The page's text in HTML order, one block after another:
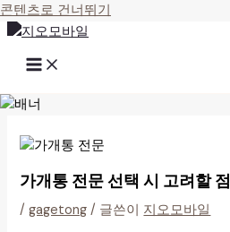
콘텐츠로 건너뛰기
가개통 전문 선택 시 고려할
/gagetong / 글쓴이 지오모바일